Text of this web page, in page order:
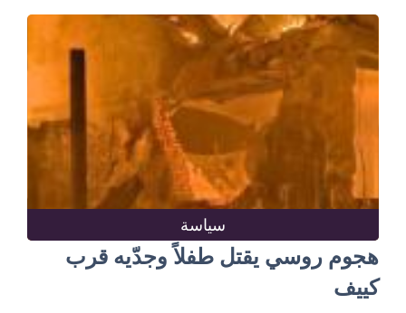
سياسة
هجوم روسي يقتل طفلاً وجدّيه قرب
كييف